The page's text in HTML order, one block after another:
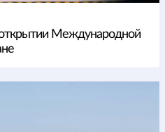
открытии Международной